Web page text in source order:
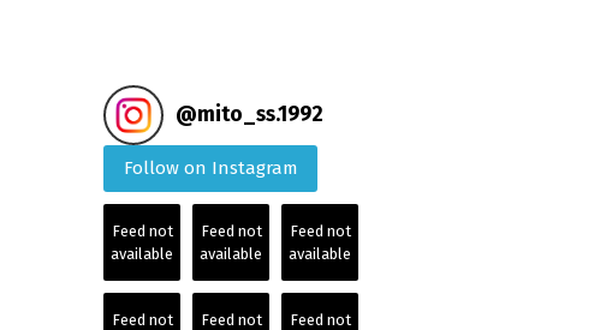
@mito_ss.1992
Follow on Instagram
Feed not
available
Feed not
available
Feed not
available
Feed not
Feed not
Feed not